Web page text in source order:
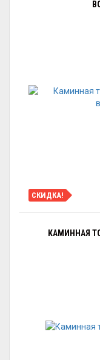
СКИДКА!
КАМИННАЯ